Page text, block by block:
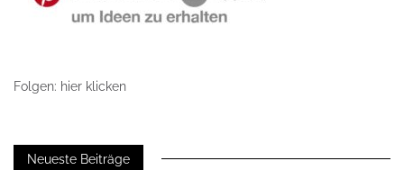
Folgen: hier klicken
Neueste Beiträge